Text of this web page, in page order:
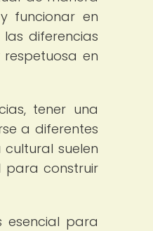
funcionar en
diferencias
en
tener una
a diferentes
suelen
para construir
esencial para